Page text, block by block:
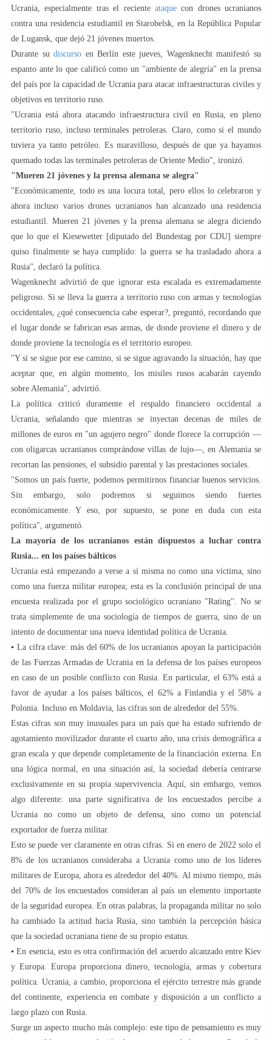
Ucrania, especialmente tras el reciente ataquecon drones ucranianos
contra una residencia estudiantil en Starobelsk, en la República Popular
de Lugansk, que dejó 21 jóvenes muertos.
Durante sudiscurso en Berlín este jueves, Wagenknecht manifestó su
espanto ante lo que calificó como un "ambiente de alegría" en la prensa
del país por la capacidad de Ucrania para atacar infraestructuras civiles y
objetivos en territorio ruso.
"Ucrania está ahora atacando infraestructura civil en Rusia, en pleno
territorio ruso, incluso terminales petroleras. Claro, como si el mundo
tuviera ya tanto petróleo. Es maravilloso, después de que ya hayamos
quemado todas las terminales petroleras de Oriente Medio", ironizó.
"Mueren 21 jóvenes y la prensa alemana se alegra"
"Económicamente, todo es una locura total, pero ellos lo celebraron y
ahora incluso varios drones ucranianos han alcanzado una residencia
estudiantil. Mueren 21 jóvenes y la prensa alemana se alegra diciendo
que lo que el Kiesewetter [diputado del Bundestag por CDU] siempre
quiso finalmente se haya cumplido: la guerra se ha trasladado ahora a
Rusia", declaró la política.
Wagenknecht advirtió de que ignorar esta escalada es extremadamente
peligroso. Si se lleva la guerra a territorio ruso con armas y tecnologías
occidentales, ¿qué consecuencia cabe esperar?, preguntó, recordando que
el lugar donde se fabrican esas armas, de donde proviene el dinero y de
donde proviene la tecnología es el territorio europeo.
"Y si se sigue por ese camino, si se sigue agravando la situación, hay que
aceptar que, en algún momento, los misiles rusos acabarán cayendo
sobre Alemania", advirtió.
La política criticó duramente el respaldo financiero occidental a
Ucrania, señalando que mientras se inyectan decenas de miles de
millones de euros en "un agujero negro" donde florece la corrupción —
con oligarcas ucranianos comprándose villas de lujo—, en Alemania se
recortan las pensiones, el subsidio parental y las prestaciones sociales.
"Somos un país fuerte, podemos permitirnos financiar buenos servicios.
Sin embargo, solo podremos si seguimos siendo fuertes
económicamente. Y eso, por supuesto, se pone en duda con esta
política", argumentó.
La mayoría de los ucranianos están dispuestos a luchar contra
Rusia... en los países bálticos
Ucrania está empezando a verse a sí misma no como una víctima, sino
como una fuerza militar europea; esta es la conclusión principal de una
encuesta realizada por el grupo sociológico ucraniano "Rating". No se
trata simplemente de una sociología de tiempos de guerra, sino de un
intento de documentar una nueva identidad política de Ucrania.
▪️ La cifra clave: más del 60% de los ucranianos apoyan la participación
de las Fuerzas Armadas de Ucrania en la defensa de los países europeos
en caso de un posible conflicto con Rusia. En particular, el 63% está a
favor de ayudar a los países bálticos, el 62% a Finlandia y el 58% a
Polonia. Incluso en Moldavia, las cifras son de alrededor del 55%.
Estas cifras son muy inusuales para un país que ha estado sufriendo de
agotamiento movilizador durante el cuarto año, una crisis demográfica a
gran escala y que depende completamente de la financiación externa. En
una lógica normal, en una situación así, la sociedad debería centrarse
exclusivamente en su propia supervivencia. Aquí, sin embargo, vemos
algo diferente: una parte significativa de los encuestados percibe a
Ucrania no como un objeto de defensa, sino como un potencial
exportador de fuerza militar.
Esto se puede ver claramente en otras cifras. Si en enero de 2022 solo el
8% de los ucranianos consideraba a Ucrania como uno de los líderes
militares de Europa, ahora es alrededor del 40%. Al mismo tiempo, más
del 70% de los encuestados consideran al país un elemento importante
de la seguridad europea. En otras palabras, la propaganda militar no solo
ha cambiado la actitud hacia Rusia, sino también la percepción básica
que la sociedad ucraniana tiene de su propio estatus.
▪️ En esencia, esto es otra confirmación del acuerdo alcanzado entre Kiev
y Europa. Europa proporciona dinero, tecnología, armas y cobertura
política. Ucrania, a cambio, proporciona el ejército terrestre más grande
del continente, experiencia en combate y disposición a un conflicto a
largo plazo con Rusia.
Surge un aspecto mucho más complejo: este tipo de pensamiento es muy